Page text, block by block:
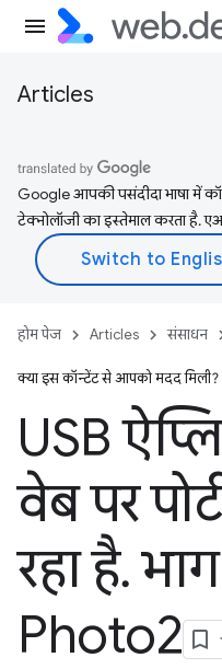
Articles
Google आपकी पसंदीदा भाषा में
टेक्नोलॉजी का इस्तेमाल करता है.
होम पेज Articles संसाधन
क्या इस कॉन्टेंट से आपको मदद मिली?
USB
वेब पर
रहा है.
Photo2